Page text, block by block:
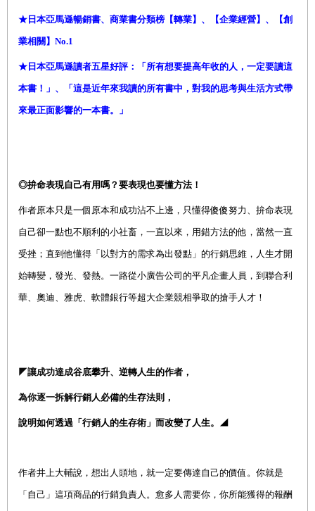
★日本亞馬遜暢銷書、商業書分類榜【轉業】、【企業經營】、【創
業相關】No.1
★日本亞馬遜讀者五星好評：「所有想要提高年收的人，一定要讀這
本書！」、「這是近年來我讀的所有書中，對我的思考與生活方式帶
來最正面影響的一本書。」
◎拚命表現自己有用嗎？要表現也要懂方法！
作者原本只是一個原本和成功沾不上邊，只懂得傻傻努力、拚命表現
自己卻一點也不順利的小社畜，一直以來，用錯方法的他，當然一直
受挫；直到他懂得「以對方的需求為出發點」的行銷思維，人生才開
始轉變，發光、發熱。一路從小廣告公司的平凡企畫人員，到聯合利
華、奧迪、雅虎、軟體銀行等超大企業競相爭取的搶手人才！
◤讓成功達成谷底攀升、逆轉人生的作者，
為你逐一拆解行銷人必備的生存法則，
說明如何透過「行銷人的生存術」而改變了人生。 ◢
作者井上大輔說，想出人頭地，就一定要傳達自己的價值。你就是
「自己」這項商品的行銷負責人。愈多人需要你，你所能獲得的報酬